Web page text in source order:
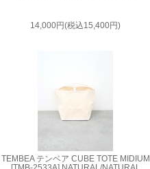
14,000円(税込15,400円)
TEMBEA テンベア CUBE TOTE MIDIUM